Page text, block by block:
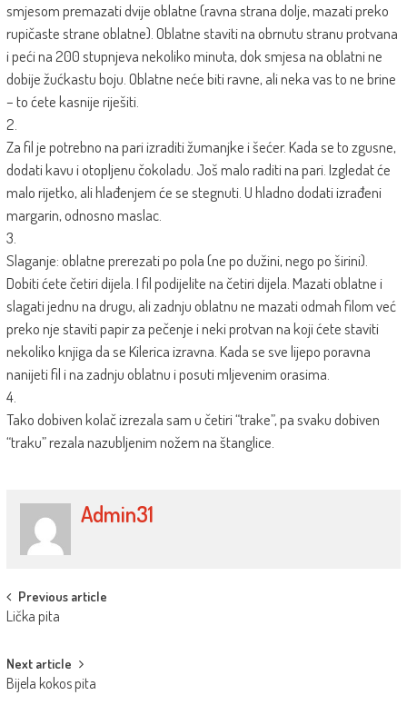
smjesom premazati dvije oblatne (ravna strana dolje, mazati preko
rupičaste strane oblatne). Oblatne staviti na obrnutu stranu protvana
i peći na 200 stupnjeva nekoliko minuta, dok smjesa na oblatni ne
dobije žućkastu boju. Oblatne neće biti ravne, ali neka vas to ne brine
– to ćete kasnije riješiti.
2.
Za fil je potrebno na pari izraditi žumanjke i šećer. Kada se to zgusne,
dodati kavu i otopljenu čokoladu. Još malo raditi na pari. Izgledat će
malo rijetko, ali hlađenjem će se stegnuti. U hladno dodati izrađeni
margarin, odnosno maslac.
3.
Slaganje: oblatne prerezati po pola (ne po dužini, nego po širini).
Dobiti ćete četiri dijela. I fil podijelite na četiri dijela. Mazati oblatne i
slagati jednu na drugu, ali zadnju oblatnu ne mazati odmah filom već
preko nje staviti papir za pečenje i neki protvan na koji ćete staviti
nekoliko knjiga da se Kilerica izravna. Kada se sve lijepo poravna
nanijeti fil i na zadnju oblatnu i posuti mljevenim orasima.
4.
Tako dobiven kolač izrezala sam u četiri “trake”, pa svaku dobiven
“traku” rezala nazubljenim nožem na štanglice.
Admin31
Post
navigation
Previous article
Lička pita
Next article
Bijela kokos pita